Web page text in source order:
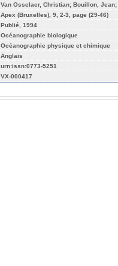
Van Osselaer, Christian; Bouillon,
Apex (Bruxelles), 9, 2-3, page (29-46)
Publié, 1994
Océanographie biologique
Océanographie physique et chimique
Anglais
urn:issn:0773-5251
VX-000417